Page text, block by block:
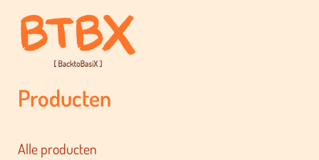
Producten
Alle producten